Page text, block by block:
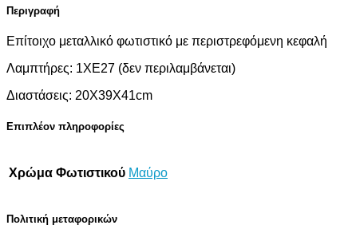
Περιγραφή
Επίτοιχο μεταλλικό φωτιστικό με περιστρεφόμενη κεφαλή
Λαμπτήρες: 1ΧΕ27 (δεν περιλαμβάνεται)
Διαστάσεις: 20Χ39Χ41cm
Επιπλέον πληροφορίες
Χρώμα Φωτιστικού Μαύρο
Πολιτική μεταφορικών